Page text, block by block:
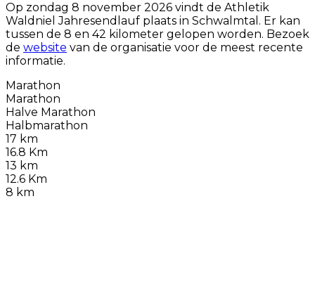
Op zondag 8 november 2026 vindt de Athletik
Waldniel Jahresendlauf plaats in Schwalmtal. Er kan
tussen de 8 en 42 kilometer gelopen worden. Bezoek
de website van de organisatie voor de meest recente
informatie.
Marathon
Marathon
Halve Marathon
Halbmarathon
17 km
16.8 Km
13 km
12.6 Km
8 km